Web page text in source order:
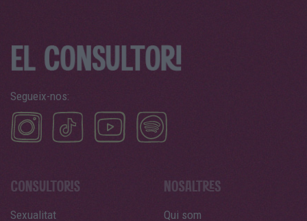
Segueix-nos:
Sexualitat Qui som